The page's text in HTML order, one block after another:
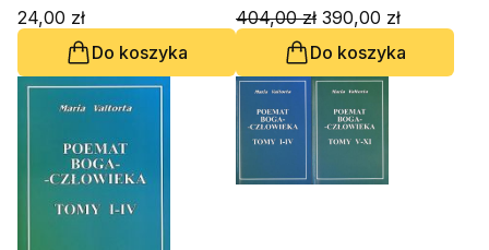
24,00 zł
Do koszyka
404,00 zł 390,00 zł
Do koszyka